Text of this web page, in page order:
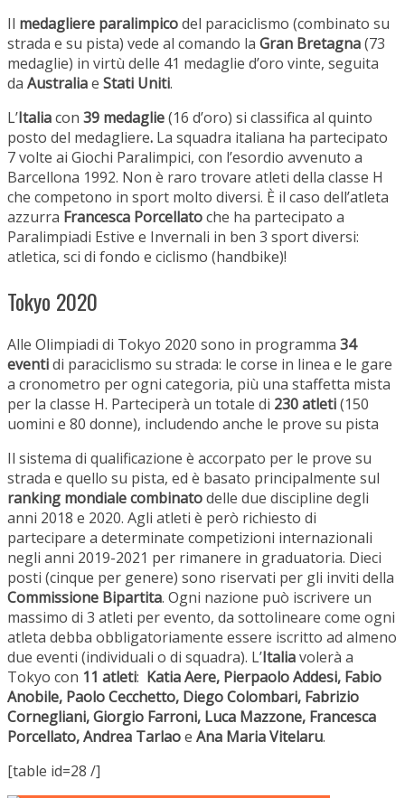
Il medagliere paralimpicodel paraciclismo (combinato su
strada e su pista) vede al comando la Gran Bretagna(73
medaglie) in virtù delle 41 medaglie d’oro vinte, seguita
da Australiae Stati Uniti.
L’Italiacon 39 medaglie(16 d’oro) si classifica al quinto
posto del medagliere. La squadra italiana ha partecipato
7 volte ai Giochi Paralimpici, con l’esordio avvenuto a
Barcellona 1992. Non è raro trovare atleti della classe H
che competono in sport molto diversi. È il caso dell’atleta
azzurra Francesca Porcellatoche ha partecipato a
Paralimpiadi Estive e Invernali in ben 3 sport diversi:
atletica, sci di fondo e ciclismo (handbike)!
Tokyo 2020
Alle Olimpiadi di Tokyo 2020 sono in programma 34
eventidi paraciclismo su strada: le corse in linea e le gare
a cronometro per ogni categoria, più una staffetta mista
per la classe H. Parteciperà un totale di 230 atleti(150
uomini e 80 donne), includendo anche le prove su pista
Il sistema di qualificazione è accorpato per le prove su
strada e quello su pista, ed è basato principalmente sul
ranking mondiale combinatodelle due discipline degli
anni 2018 e 2020. Agli atleti è però richiesto di
partecipare a determinate competizioni internazionali
negli anni 2019-2021 per rimanere in graduatoria. Dieci
posti (cinque per genere) sono riservati per gli inviti della
Commissione Bipartita. Ogni nazione può iscrivere un
massimo di 3 atleti per evento, da sottolineare come ogni
atleta debba obbligatoriamente essere iscritto ad almeno
due eventi (individuali o di squadra). L’Italiavolerà a
Tokyo con 11 atleti: Katia Aere, Pierpaolo Addesi, Fabio
Anobile, Paolo Cecchetto, Diego Colombari, Fabrizio
Cornegliani, Giorgio Farroni, Luca Mazzone, Francesca
Porcellato, Andrea Tarlaoe Ana Maria Vitelaru.
[table id=28 /]